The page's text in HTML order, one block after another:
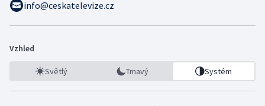
info@ceskatelevize.cz
Vzhled
Světlý Tmavý Systém